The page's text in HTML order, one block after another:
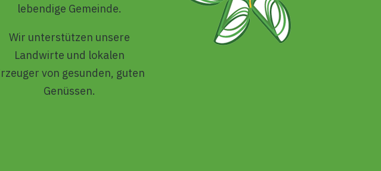
lebendige Gemeinde.
Wir unterstützen unsere
Landwirte und lokalen
von gesunden, guten
Genüssen.